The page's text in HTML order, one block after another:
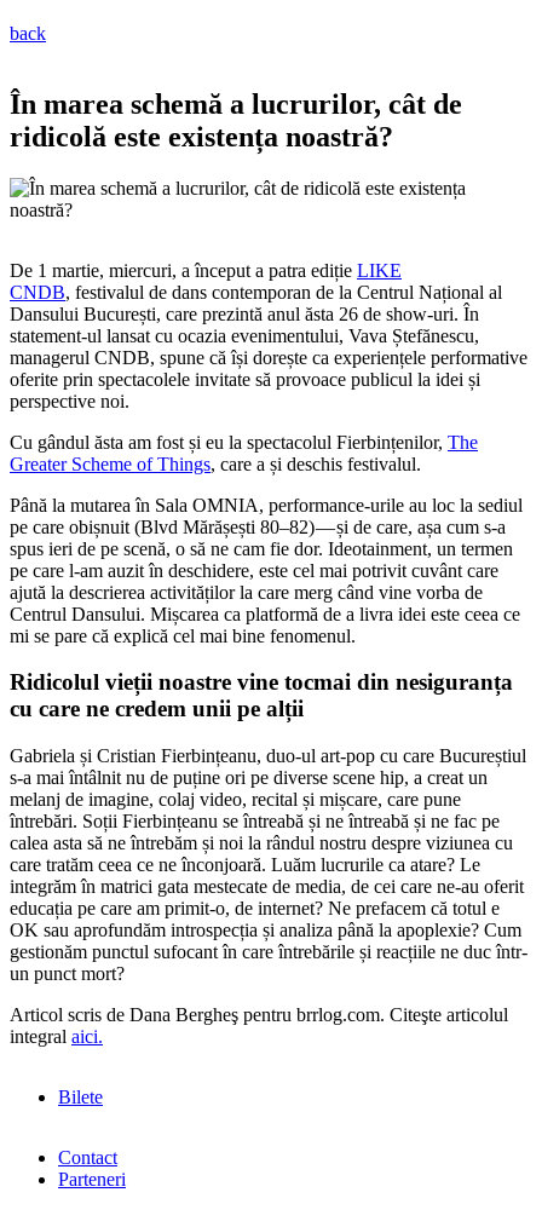
back
În marea schemă a lucrurilor, cât de
ridicolă este existența noastră?
De 1 martie, miercuri, a început a patra ediție LIKE
CNDB, festivalul de dans contemporan de la Centrul Național al
Dansului București, care prezintă anul ăsta 26 de show-uri. În
statement-ul lansat cu ocazia evenimentului, Vava Ștefănescu,
managerul CNDB, spune că își dorește ca experiențele performative
oferite prin spectacolele invitate să provoace publicul la idei și
perspective noi.
Cu gândul ăsta am fost și eu la spectacolul Fierbințenilor, The
Greater Scheme of Things, care a și deschis festivalul.
Până la mutarea în Sala OMNIA, performance-urile au loc la sediul
pe care obișnuit (Blvd Mărășești 80–82) — și de care, așa cum s-a
spus ieri de pe scenă, o să ne cam fie dor. Ideotainment, un termen
pe care l-am auzit în deschidere, este cel mai potrivit cuvânt care
ajută la descrierea activităților la care merg când vine vorba de
Centrul Dansului. Mișcarea ca platformă de a livra idei este ceea ce
mi se pare că explică cel mai bine fenomenul.
Ridicolul vieții noastre vine tocmai din nesiguranța
cu care ne credem unii pe alții
Gabriela și Cristian Fierbințeanu, duo-ul art-pop cu care Bucureștiul
s-a mai întâlnit nu de puține ori pe diverse scene hip, a creat un
melanj de imagine, colaj video, recital și mișcare, care pune
întrebări. Soții Fierbințeanu se întreabă și ne întreabă și ne fac pe
calea asta să ne întrebăm și noi la rândul nostru despre viziunea cu
care tratăm ceea ce ne înconjoară. Luăm lucrurile ca atare? Le
integrăm în matrici gata mestecate de media, de cei care ne-au oferit
educația pe care am primit-o, de internet? Ne prefacem că totul e
OK sau aprofundăm introspecția și analiza până la apoplexie? Cum
gestionăm punctul sufocant în care întrebările și reacțiile ne duc într-
un punct mort?
Articol scris de Dana Bergheş pentru brrlog.com. Citeşte articolul
integral aici.
Bilete
Contact
Parteneri